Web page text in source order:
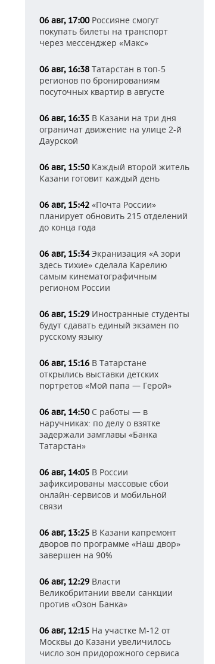
06 авг, 17:00Россияне смогут
покупать билеты на транспорт
через мессенджер «Макс»
06 авг, 16:38 Татарстан в топ-5
регионов по бронированиям
посуточных квартир в августе
06 авг, 16:35 В Казани на три дня
ограничат движение на улице 2-й
Даурской
06 авг, 15:50Каждый второй житель
Казани готовит каждый день
06 авг, 15:42 «Почта России»
планирует обновить 215 отделений
до конца года
06 авг, 15:34Экранизация «А зори
здесь тихие» сделала Карелию
самым кинематографичным
регионом России
06 авг, 15:29 Иностранные студенты
будут сдавать единый экзамен по
русскому языку
06 авг, 15:16 В Татарстане
открылись выставки детских
портретов «Мой папа — Герой»
06 авг, 14:50С работы — в
наручниках: по делу о взятке
задержали замглавы «Банка
Татарстан»
06 авг, 14:05 В России
зафиксированы массовые сбои
онлайн-сервисов и мобильной
связи
06 авг, 13:25 В Казани капремонт
дворов по программе «Наш двор»
завершен на 90%
06 авг, 12:29 Власти
Великобритании ввели санкции
против «Озон Банка»
06 авг, 12:15 На участке М-12 от
Москвы до Казани увеличилось
число зон придорожного сервиса